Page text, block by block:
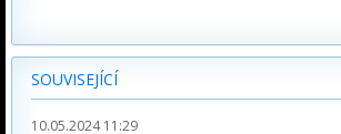
SOUVISEJÍCÍ
10.05.2024 11:29